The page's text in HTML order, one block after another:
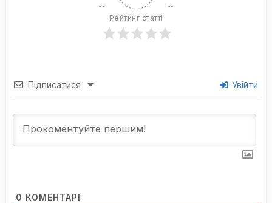
Рейтинг статті
Підписатися Увійти
0 КОМЕНТАРІ